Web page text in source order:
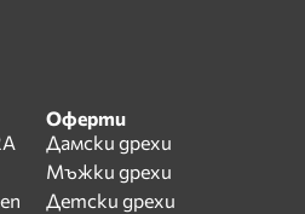
Оферти
Дамски дрехи
Мъжки дрехи
Детски дрехи